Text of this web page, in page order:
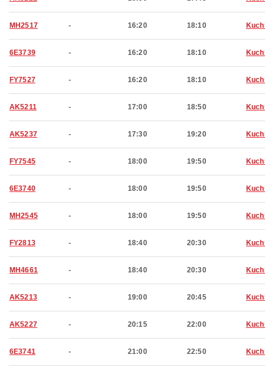
MH2517 - 16:20 18:10
6E3739 - 16:20 18:10
FY7527 - 16:20 18:10
AK5211 - 17:00 18:50
AK5237 - 17:30 19:20
FY7545 - 18:00 19:50
6E3740 - 18:00 19:50
MH2545 - 18:00 19:50
FY2813 - 18:40 20:30
MH4661 - 18:40 20:30
AK5213 - 19:00 20:45
AK5227 - 20:15 22:00
6E3741 - 21:00 22:50